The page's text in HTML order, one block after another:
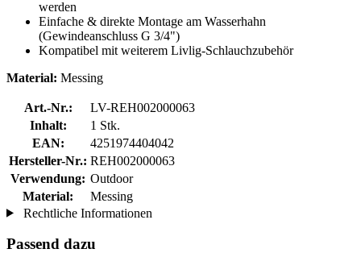
werden
Einfache & direkte Montage am Wasserhahn
(Gewindeanschluss G 3/4")
Kompatibel mit weiterem Livlig-Schlauchzubehör
Material: Messing
Art.-Nr.:
LV-REH002000063
Inhalt:
1 Stk.
EAN:
4251974404042
Hersteller-Nr.: REH002000063
Verwendung: Outdoor
Material:
Messing
Rechtliche Informationen
Passend dazu